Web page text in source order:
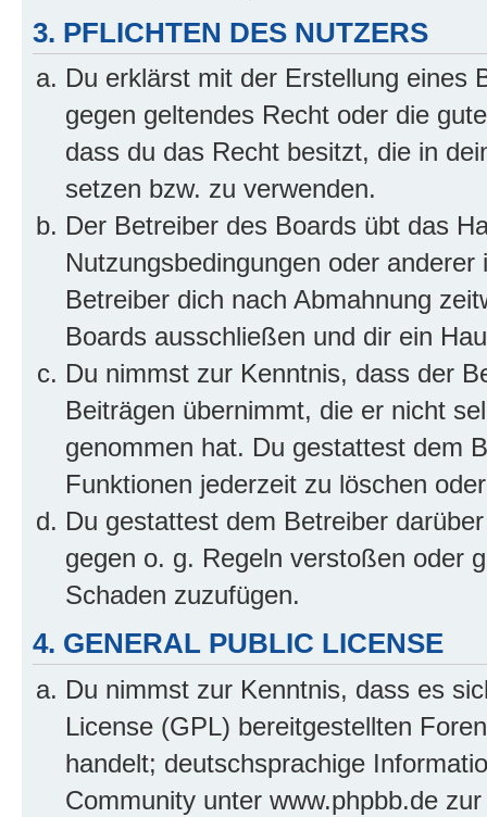
3. PFLICHTEN DES NUTZERS
Du erklärst mit der Erstellung eines
gegen geltendes Recht oder die
dass du das Recht besitzt, die in
setzen bzw. zu verwenden.
Der Betreiber des Boards übt das
Nutzungsbedingungen oder
Betreiber dich nach Abmahnung
Boards ausschließen und dir ein
Du nimmst zur Kenntnis, dass der
Beiträgen übernimmt, die er nicht
genommen hat. Du gestattest dem
Funktionen jederzeit zu löschen
Du gestattest dem Betreiber
gegen o. g. Regeln verstoßen oder
Schaden zuzufügen.
4. GENERAL PUBLIC LICENSE
Du nimmst zur Kenntnis, dass es
License (GPL) bereitgestellten
handelt; deutschsprachige
Community unter www.phpbb.de